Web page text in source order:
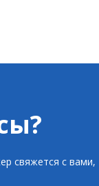
свяжется с вами,